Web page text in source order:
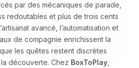
par des mécaniques de parade,
redoutables et plus de trois cents
avancé, l’automatisation et
de compagnie enrichissent la
les quêtes restent discrètes
découverte. Chez BoxToPlay